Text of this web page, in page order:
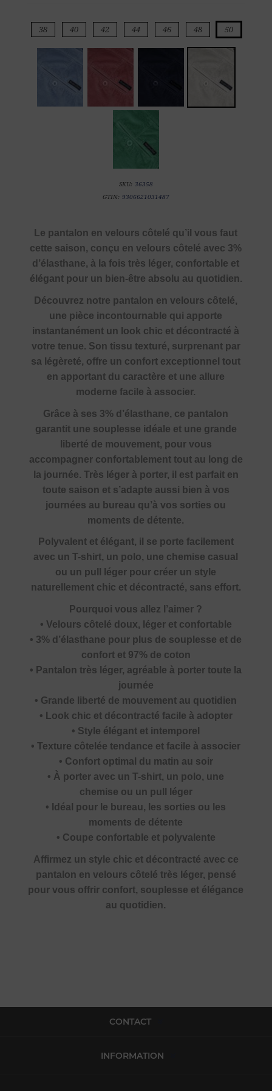
38 40 42 44 46 48 50
SKU: 36358
GTIN: 9306621031487
Le pantalon en velours côtelé qu’il vous faut
cette saison, conçu en velours côtelé avec 3%
d’élasthane, à la fois très léger, confortable et
élégant pour un bien-être absolu au quotidien.
Découvrez notre pantalon en velours côtelé,
une pièce incontournable qui apporte
instantanément un look chic et décontracté à
votre tenue. Son tissu texturé, surprenant par
sa légèreté, offre un confort exceptionnel tout
en apportant du caractère et une allure
moderne facile à associer.
Grâce à ses 3% d’élasthane, ce pantalon
garantit une souplesse idéale et une grande
liberté de mouvement, pour vous
accompagner confortablement tout au long de
la journée. Très léger à porter, il est parfait en
toute saison et s’adapte aussi bien à vos
journées au bureau qu’à vos sorties ou
moments de détente.
Polyvalent et élégant, il se porte facilement
avec un T-shirt, un polo, une chemise casual
ou un pull léger pour créer un style
naturellement chic et décontracté, sans effort.
Pourquoi vous allez l’aimer ?
• Velours côtelé doux, léger et confortable
• 3% d’élasthane pour plus de souplesse et de
confort et 97% de coton
• Pantalon très léger, agréable à porter toute la
journée
• Grande liberté de mouvement au quotidien
• Look chic et décontracté facile à adopter
• Style élégant et intemporel
• Texture côtelée tendance et facile à associer
• Confort optimal du matin au soir
• À porter avec un T-shirt, un polo, une
chemise ou un pull léger
• Idéal pour le bureau, les sorties ou les
moments de détente
• Coupe confortable et polyvalente
Affirmez un style chic et décontracté avec ce
pantalon en velours côtelé très léger, pensé
pour vous offrir confort, souplesse et élégance
au quotidien.
CONTACT
INFORMATION